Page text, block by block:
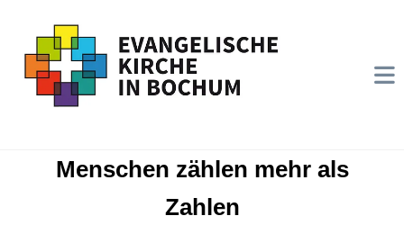
Menschen zählen mehr als
Zahlen